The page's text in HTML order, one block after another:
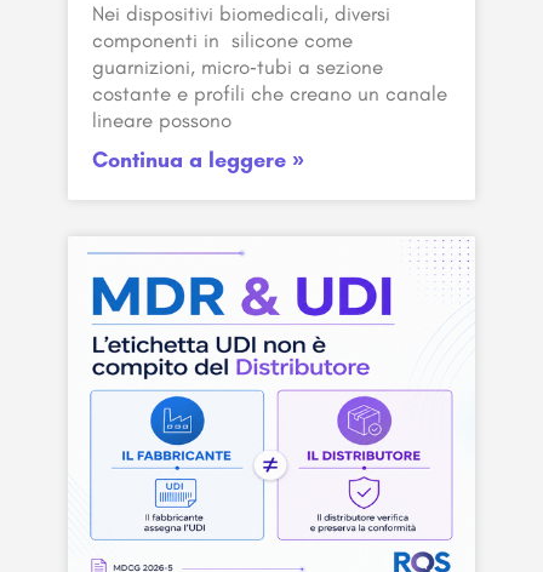
Nei dispositivi biomedicali, diversi
componenti in silicone come
guarnizioni, micro‑tubi a sezione
costante e profili che creano un canale
lineare possono
Continua a leggere »